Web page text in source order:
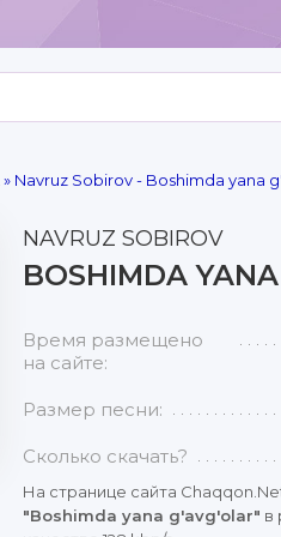
» Navruz Sobirov - Boshimda yana
NAVRUZ SOBIROV
BOSHIMDA
Время размещено
на сайте:
Размер песни:
Сколько скачать?
На странице сайта
"Boshimda yana g'avg'olar" в